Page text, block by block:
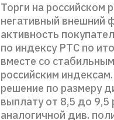
Торги на российском
негативный внешний
активность
по индексу РТС по
вместе со
российским
решение по размеру
выплату от 8,5 до 9,5
аналогичной див.